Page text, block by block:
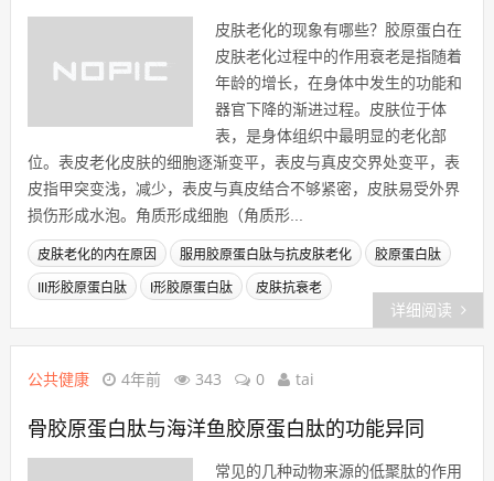
皮肤老化的现象有哪些？胶原蛋白在
皮肤老化过程中的作用衰老是指随着
年龄的增长，在身体中发生的功能和
器官下降的渐进过程。皮肤位于体
表，是身体组织中最明显的老化部
位。表皮老化皮肤的细胞逐渐变平，表皮与真皮交界处变平，表
皮指甲突变浅，减少，表皮与真皮结合不够紧密，皮肤易受外界
损伤形成水泡。角质形成细胞（角质形...
皮肤老化的内在原因 服用胶原蛋白肽与抗皮肤老化 胶原蛋白肽
III形胶原蛋白肽 I形胶原蛋白肽 皮肤抗衰老
详细阅读
公共健康 4年前 343 0 tai
骨胶原蛋白肽与海洋鱼胶原蛋白肽的功能异同
常见的几种动物来源的低聚肽的作用